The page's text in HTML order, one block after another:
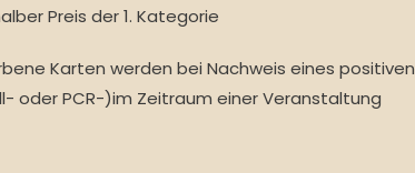
Preis der 1. Kategorie
Karten werden bei Nachweis eines positiven
oder PCR-)im Zeitraum einer Veranstaltung